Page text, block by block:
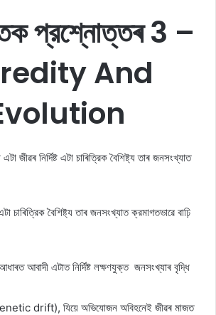
প্রশ্নোত্তৰ 3 –
And
জীৱৰ নিৰ্দিষ্ট এটা চাৰিত্রিক বৈশিষ্ট্য তাৰ জনসংখ্যাত
এটা চাৰিত্রিক বৈশিষ্ট্য তাৰ জনসংখ্যাত ক্রমাগতভাৱে বাঢ়ি
আবাদী এটাত নিৰ্দিষ্ট লক্ষণযুক্ত জনসংখ্যাৰ বৃদ্ধি
drift), যিয়ে অভিযোজন অবিহনেই জীৱৰ মাজত